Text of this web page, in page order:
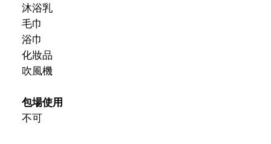
沐浴乳
毛巾
浴巾
化妝品
吹風機
包場使用
不可